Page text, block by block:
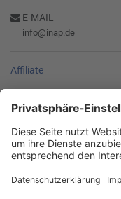
E-MAIL
info@inap.de
Affiliate
RECHTLICHES